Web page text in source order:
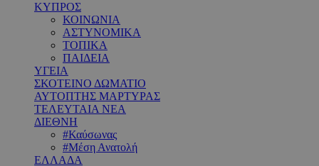
ΚΥΠΡΟΣ
ΚΟΙΝΩΝΙΑ
ΑΣΤΥΝΟΜΙΚΑ
ΤΟΠΙΚΑ
ΠΑΙΔΕΙΑ
ΥΓΕΙΑ
ΣΚΟΤΕΙΝΟ ΔΩΜΑΤΙΟ
ΑΥΤΟΠΤΗΣ ΜΑΡΤΥΡΑΣ
ΤΕΛΕΥΤΑΙΑ ΝΕΑ
ΔΙΕΘΝΗ
#Καύσωνας
#Μέση Ανατολή
ΕΛΛΑΔΑ